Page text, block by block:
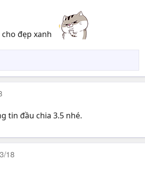
đẹp xanh
tin đầu chia 3.5 nhé.
18